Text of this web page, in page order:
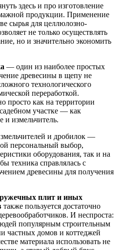
здесь и про изготовление
продукции. Применение
сырья для целлюлозно-
не только осуществлять
но и значительно экономить
— один из наиболее простых
древесины в щепу не
технологического
переработкой.
просто как на территории
участке — как
и измельчитель.
и дробилок —
персональный выбор,
оборудования, так и на
техника справлялась с
древесины для получения
плит и иных
также пользуется достаточно
И неспроста:
популярным строительным
частных домов и коттеджей
материала использовать не